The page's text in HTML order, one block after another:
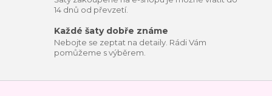
14 dnů od převzetí.
Každé šaty dobře známe
Nebojte se zeptat na detaily. Rádi Vám
pomůžeme s výběrem.